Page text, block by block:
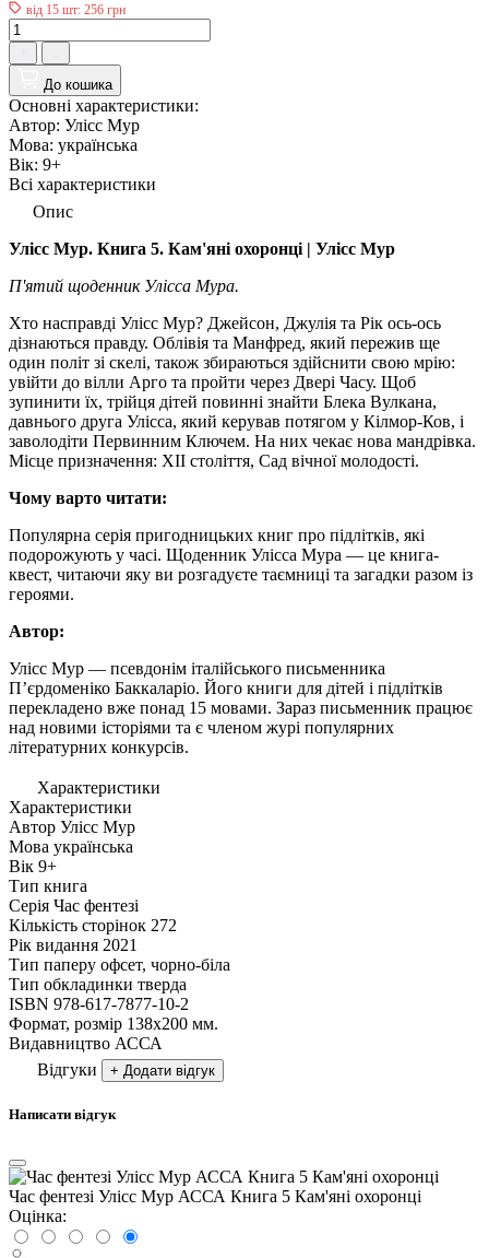
від 15 шт: 256 грн
До кошика
Основні характеристики:
Автор: Улісс Мур
Мова: українська
Вік: 9+
Всі характеристики
Опис
Улісс Мур. Книга 5. Кам'яні охоронці | Улісс Мур
П'ятий щоденник Улісса Мура.
Хто насправді Улісс Мур? Джейсон, Джулія та Рік ось-ось
дізнаються правду. Облівія та Манфред, який пережив ще
один політ зі скелі, також збираються здійснити свою мрію:
увійти до вілли Арго та пройти через Двері Часу. Щоб
зупинити їх, трійця дітей повинні знайти Блека Вулкана,
давнього друга Улісса, який керував потягом у Кілмор-Ков, і
заволодіти Первинним Ключем. На них чекає нова мандрівка.
Місце призначення: XII століття, Сад вічної молодості.
Чому варто читати:
Популярна серія пригодницьких книг про підлітків, які
подорожують у часі. Щоденник Улісса Мура — це книга-
квест, читаючи яку ви розгадуєте таємниці та загадки разом із
героями.
Автор:
Улісс Мур — псевдонім італійського письменника
П’єрдоменіко Баккаларіо. Його книги для дітей і підлітків
перекладено вже понад 15 мовами. Зараз письменник працює
над новими історіями та є членом журі популярних
літературних конкурсів.
Характеристики
Характеристики
Автор Улісс Мур
Мова українська
Вік 9+
Тип книга
Серія Час фентезі
Кількість сторінок 272
Рік видання 2021
Тип паперу офсет, чорно-біла
Тип обкладинки тверда
ISBN 978-617-7877-10-2
Формат, розмір 138х200 мм.
Видавництво АССА
Відгуки
+ Додати відгук
Написати відгук
Час фентезі Улісс Мур АССА Книга 5 Кам'яні охоронці
Оцінка: